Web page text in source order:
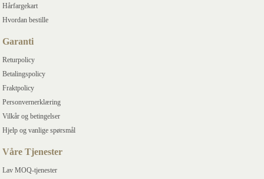
Hårfargekart
Hvordan bestille
Garanti
Returpolicy
Betalingspolicy
Fraktpolicy
Personvernerklæring
Vilkår og betingelser
Hjelp og vanlige spørsmål
Våre Tjenester
Lav MOQ-tjenester